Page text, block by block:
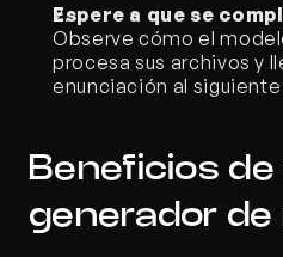
Espere a que se
Observe cómo el
procesa sus archivos y
enunciación al siguiente
Beneficios
generador de